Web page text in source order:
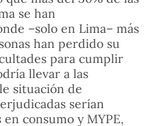
se han
–solo en Lima– más
han perdido su
para cumplir
llevar a las
situación de
serían
consumo y MYPE,